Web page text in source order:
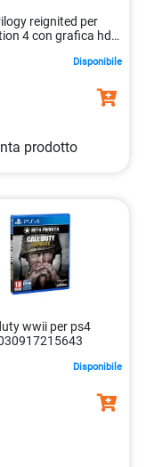
reignited per
4 con grafica hd
Disponibile
prodotto
wwii per ps4
Disponibile